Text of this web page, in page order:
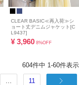
CLEAR BASIC≪再入荷≫シ
ョート丈デニムジャケット[C
L9437]
¥ 3,960 8%OFF
604件中 1 -60件表示
11